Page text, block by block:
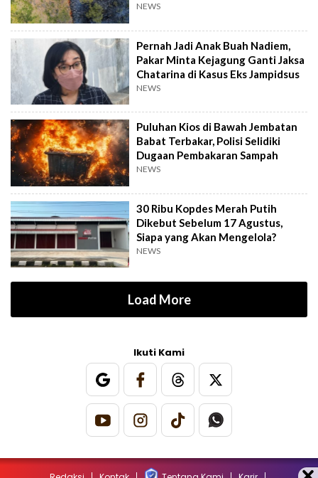
NEWS
Pernah Jadi Anak Buah Nadiem,
Pakar Minta Kejagung Ganti Jaksa
Chatarina di Kasus Eks Jampidsus
NEWS
Puluhan Kios di Bawah Jembatan
Babat Terbakar, Polisi Selidiki
Dugaan Pembakaran Sampah
NEWS
30 Ribu Kopdes Merah Putih
Dikebut Sebelum 17 Agustus,
Siapa yang Akan Mengelola?
NEWS
Load More
Ikuti Kami